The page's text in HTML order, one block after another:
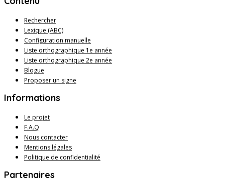
Rechercher
Lexique (ABC)
Configuration manuelle
Liste orthographique 1e année
Liste orthographique 2e année
Blogue
Proposer un signe
Informations
Le projet
F.A.Q
Nous contacter
Mentions légales
Politique de confidentialité
Partenaires